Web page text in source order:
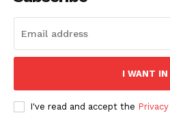
I WANT IN
I've read and accept the